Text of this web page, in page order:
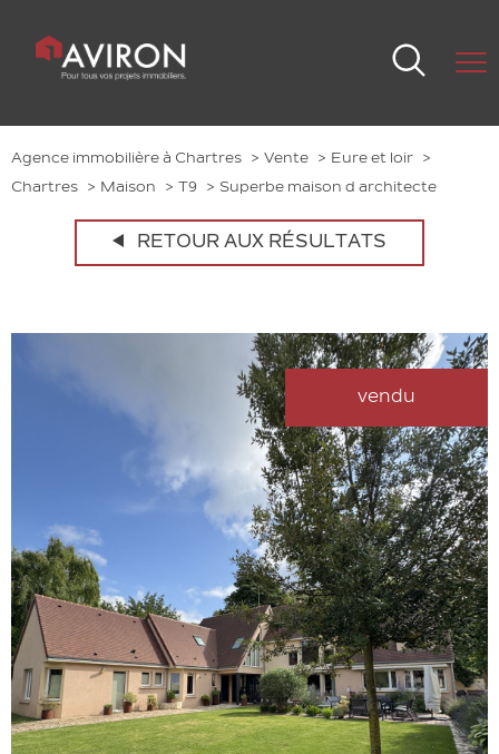
Agence immobilière à Chartres Vente
Eure et loir
Chartres
Maison T9 Superbe maison d architecte
RETOUR AUX RÉSULTATS
vendu